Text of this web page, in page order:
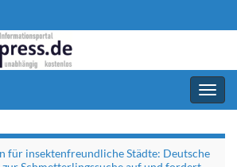
für insektenfreundliche Städte: Deutsche